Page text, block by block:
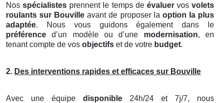
Nosspécialistes prennent le temps de évaluervos volets
roulants sur Bouvilleavant de proposer la option la plus
adaptée. Nous vous guidons également dans le
préférence d’un modèle ou d’une modernisation, en
tenant compte de vos objectifs et de votre budget.
2. Des interventions rapides et efficaces sur Bouville
Avec une équipe disponible 24h/24 et 7j/7, nous